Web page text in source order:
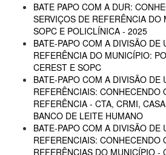
BATE PAPO COM A DUR:
SERVIÇOS DE REFERÊNCIA
SOPC E POLICLÍNICA - 2025
BATE-PAPO COM A DIVISÃO DE
REFERÊNCIA DO MUNICÍPIO:
CEREST E SOPC
BATE-PAPO COM A DIVISÃO DE
REFERÊNCIAIS: CONHECENDO
REFERÊNCIA - CTA, CRMI,
BANCO DE LEITE HUMANO
BATE-PAPO COM A DIVISÃO DE
REFERENCIAIS: CONHECENDO
REFERÊNCIAS DO MUNICÍPIO -